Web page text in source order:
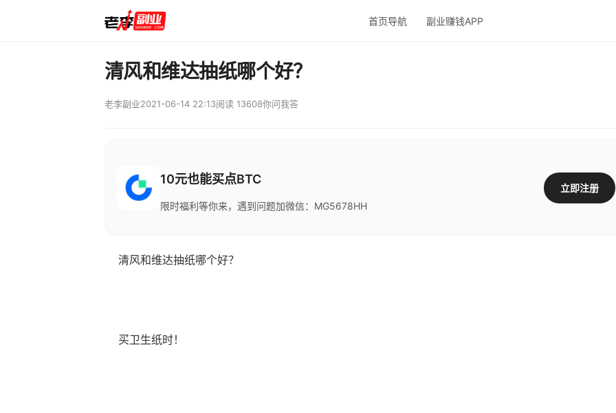
首页导航 副业赚钱APP
清风和维达抽纸哪个好？
老李副业2021-06-14 22:13阅读 13608你问我答
10元也能买点BTC
限时福利等你来，遇到问题加微信：MG5678HH
立即注册
清风和维达抽纸哪个好？
买卫生纸时！